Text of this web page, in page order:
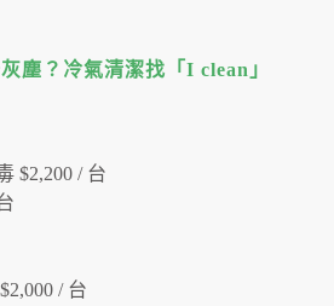
塵？冷氣清潔找「I clean」
$2,200 / 台
/ 台